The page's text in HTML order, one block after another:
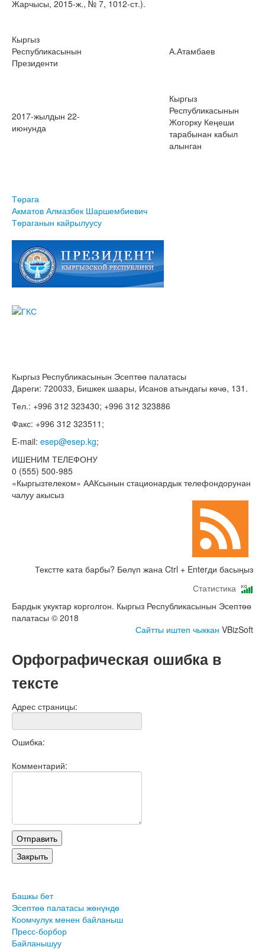
Жарчысы, 2015-ж., № 7, 1012-ст.).
Кыргыз
Республикасынын
Президенти
А.Атамбаев
2017-жылдын 22-
июнунда
Кыргыз
Республикасынын
Жогорку Кеңеши
тарабынан кабыл
алынган
Төрага
Акматов Алмазбек Шаршембиевич
Төраганын кайрылуусу
Кыргыз Республикасынын Эсептөө палатасы
Дареги: 720033, Бишкек шаары, Исанов атындагы көчө, 131.
Тел.: +996 312 323430; +996 312 323886
Факс: +996 312 323511;
E-mail: esep@esep.kg;
ИШЕНИМ ТЕЛЕФОНУ
0 (555) 500-985
«Кыргызтелеком» ААКсынын стационардык телефондорунан
чалуу акысыз
Текстте ката барбы? Бөлүп жана Ctrl + Enterди басыңыз
Статистика
Бардык укуктар корголгон. Кыргыз Республикасынын Эсептөө
палатасы © 2018
Сайтты иштеп чыккан VBizSoft
Орфографическая ошибка в
тексте
Адрес страницы:
Ошибка:
Комментарий:
Башкы бет
Эсептөө палатасы жөнүндө
Коомчулук менен байланыш
Пресс-борбор
Байланышуу